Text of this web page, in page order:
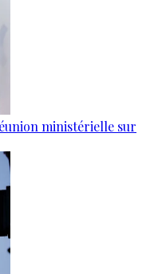
ministérielle sur